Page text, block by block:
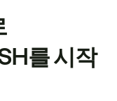
를 시작